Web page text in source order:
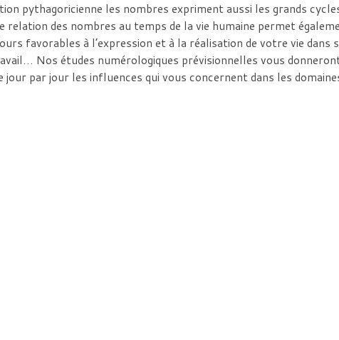
pythagoricienne les nombres expriment aussi les grands cycles
des nombres au temps de la vie humaine permet
favorables à l’expression et à la réalisation de votre vie
Nos études numérologiques prévisionnelles vous
jour par jour les influences qui vous concernent dans les